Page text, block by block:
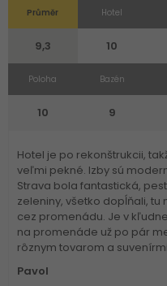
Průměr
9,3
Hotel
10
Poloha
10
Bazén
9
Hotel je po rekonštrukcii,
veľmi pekné. Izby sú
Strava bola fantastická,
zeleniny, všetko dopĺňali, tu
cez promenádu. Je v
na promenáde už po pár
rôznym tovarom a
Pavol